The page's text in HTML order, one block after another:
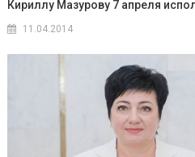
Кириллу Мазурову 7 апреля
11.04.2014